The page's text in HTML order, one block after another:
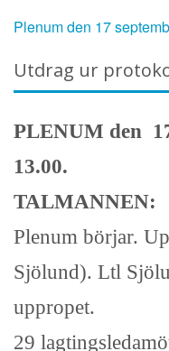
Plenum den 17
Utdrag ur
PLENUM den
13.00.
TALMANNEN:
Plenum börjar.
Sjölund). Ltl
uppropet.
29